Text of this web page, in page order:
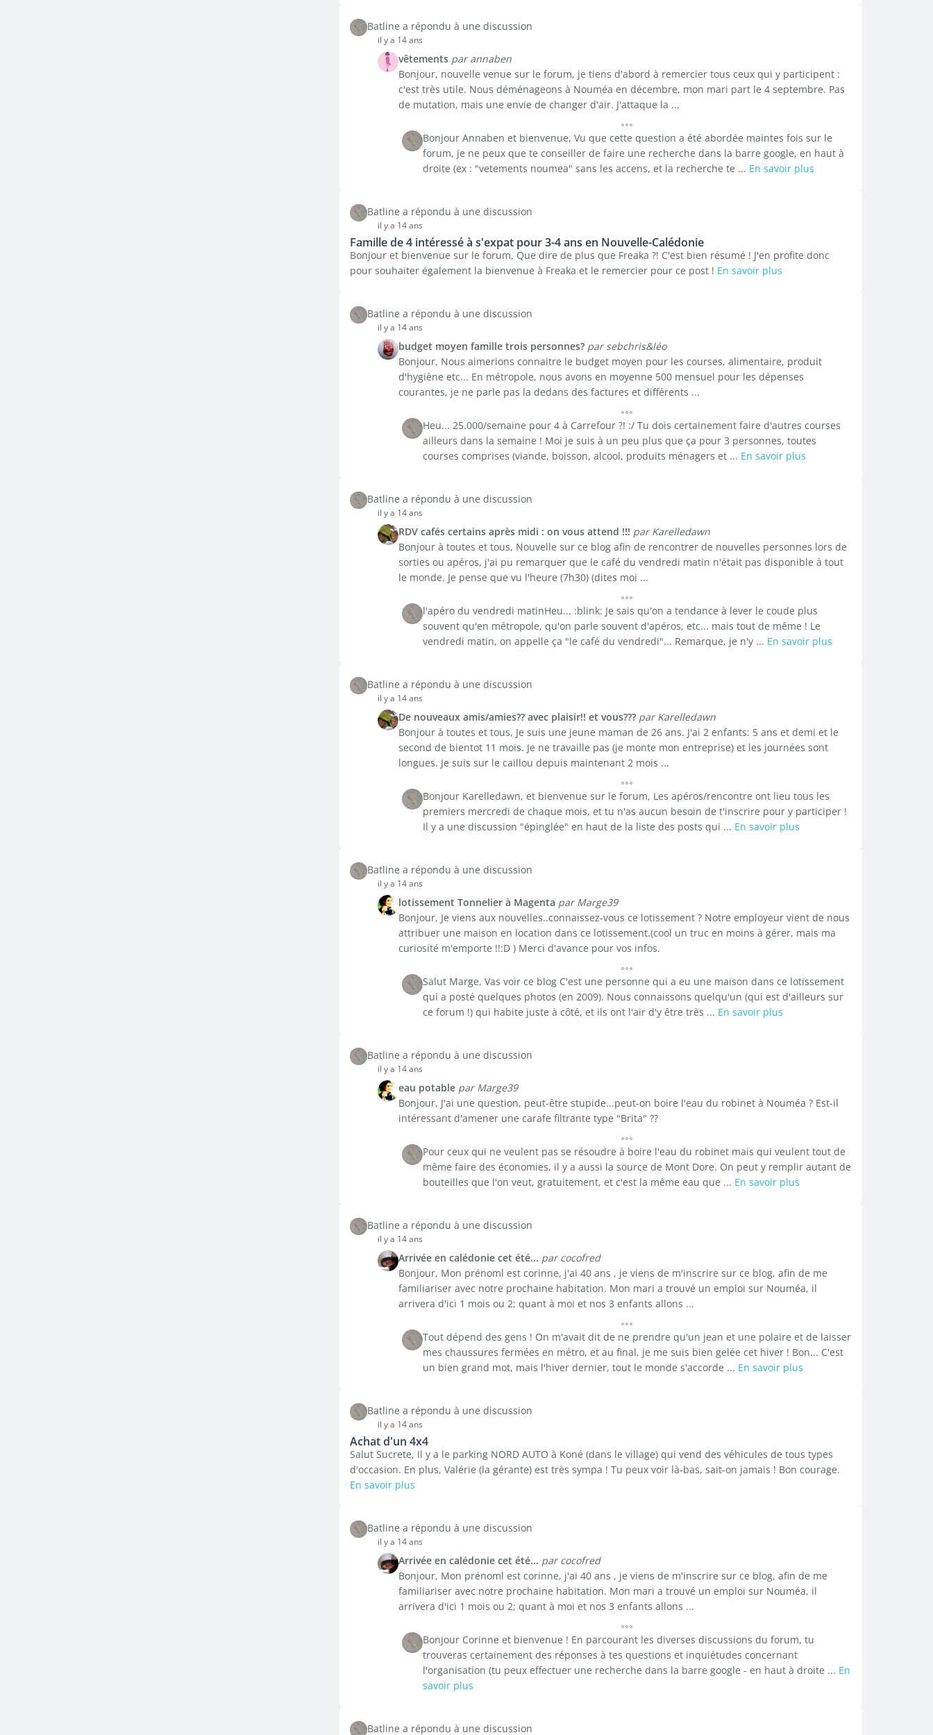
Batline a répondu à une discussion
il y a 14 ans
vêtements par annaben
Bonjour, nouvelle venue sur le forum, je tiens d'abord à remercier tous ceux qui y participent :
c'est très utile. Nous déménageons à Nouméa en décembre, mon mari part le 4 septembre. Pas
de mutation, mais une envie de changer d'air. J'attaque la ...
Bonjour Annaben et bienvenue, Vu que cette question a été abordée maintes fois sur le
forum, je ne peux que te conseiller de faire une recherche dans la barre google, en haut à
droite (ex : "vetements noumea" sans les accens, et la recherche te ... En savoir plus
Batline a répondu à une discussion
il y a 14 ans
Famille de 4 intéressé à s'expat pour 3-4 ans en Nouvelle-Calédonie
Bonjour et bienvenue sur le forum, Que dire de plus que Freaka ?! C'est bien résumé ! J'en profite donc
pour souhaiter également la bienvenue à Freaka et le remercier pour ce post ! En savoir plus
Batline a répondu à une discussion
il y a 14 ans
budget moyen famille trois personnes? par sebchris&léo
Bonjour, Nous aimerions connaitre le budget moyen pour les courses, alimentaire, produit
d'hygiène etc... En métropole, nous avons en moyenne 500 mensuel pour les dépenses
courantes, je ne parle pas la dedans des factures et différents ...
Heu... 25.000/semaine pour 4 à Carrefour ?! :/ Tu dois certainement faire d'autres courses
ailleurs dans la semaine ! Moi je suis à un peu plus que ça pour 3 personnes, toutes
courses comprises (viande, boisson, alcool, produits ménagers et ... En savoir plus
Batline a répondu à une discussion
il y a 14 ans
RDV cafés certains après midi : on vous attend !!! par Karelledawn
Bonjour à toutes et tous, Nouvelle sur ce blog afin de rencontrer de nouvelles personnes lors de
sorties ou apéros, j'ai pu remarquer que le café du vendredi matin n'était pas disponible à tout
le monde. Je pense que vu l'heure (7h30) (dites moi ...
l'apéro du vendredi matinHeu... :blink: Je sais qu'on a tendance à lever le coude plus
souvent qu'en métropole, qu'on parle souvent d'apéros, etc... mais tout de même ! Le
vendredi matin, on appelle ça "le café du vendredi"... Remarque, je n'y ... En savoir plus
Batline a répondu à une discussion
il y a 14 ans
De nouveaux amis/amies?? avec plaisir!! et vous??? par Karelledawn
Bonjour à toutes et tous, Je suis une jeune maman de 26 ans. J'ai 2 enfants: 5 ans et demi et le
second de bientot 11 mois. Je ne travaille pas (je monte mon entreprise) et les journées sont
longues. Je suis sur le caillou depuis maintenant 2 mois ...
Bonjour Karelledawn, et bienvenue sur le forum, Les apéros/rencontre ont lieu tous les
premiers mercredi de chaque mois, et tu n'as aucun besoin de t'inscrire pour y participer !
Il y a une discussion "épinglée" en haut de la liste des posts qui ... En savoir plus
Batline a répondu à une discussion
il y a 14 ans
lotissement Tonnelier à Magenta par Marge39
Bonjour, Je viens aux nouvelles..connaissez-vous ce lotissement ? Notre employeur vient de nous
attribuer une maison en location dans ce lotissement.(cool un truc en moins à gérer, mais ma
curiosité m'emporte !!:D ) Merci d'avance pour vos infos.
Salut Marge, Vas voir ce blog C'est une personne qui a eu une maison dans ce lotissement
qui a posté quelques photos (en 2009). Nous connaissons quelqu'un (qui est d'ailleurs sur
ce forum !) qui habite juste à côté, et ils ont l'air d'y être très ... En savoir plus
Batline a répondu à une discussion
il y a 14 ans
eau potable par Marge39
Bonjour, J'ai une question, peut-être stupide...peut-on boire l'eau du robinet à Nouméa ? Est-il
intéressant d'amener une carafe filtrante type "Brita" ??
Pour ceux qui ne veulent pas se résoudre à boire l'eau du robinet mais qui veulent tout de
même faire des économies, il y a aussi la source de Mont Dore. On peut y remplir autant de
bouteilles que l'on veut, gratuitement, et c'est la même eau que ... En savoir plus
Batline a répondu à une discussion
il y a 14 ans
Arrivée en calédonie cet été... par cocofred
Bonjour, Mon prénoml est corinne, j'ai 40 ans , je viens de m'inscrire sur ce blog, afin de me
familiariser avec notre prochaine habitation. Mon mari a trouvé un emploi sur Nouméa, il
arrivera d'ici 1 mois ou 2; quant à moi et nos 3 enfants allons ...
Tout dépend des gens ! On m'avait dit de ne prendre qu'un jean et une polaire et de laisser
mes chaussures fermées en métro, et au final, je me suis bien gelée cet hiver ! Bon... C'est
un bien grand mot, mais l'hiver dernier, tout le monde s'accorde ... En savoir plus
Batline a répondu à une discussion
il y a 14 ans
Achat d'un 4x4
Salut Sucrete, Il y a le parking NORD AUTO à Koné (dans le village) qui vend des véhicules de tous types
d'occasion. En plus, Valérie (la gérante) est très sympa ! Tu peux voir là-bas, sait-on jamais ! Bon courage.
En savoir plus
Batline a répondu à une discussion
il y a 14 ans
Arrivée en calédonie cet été... par cocofred
Bonjour, Mon prénoml est corinne, j'ai 40 ans , je viens de m'inscrire sur ce blog, afin de me
familiariser avec notre prochaine habitation. Mon mari a trouvé un emploi sur Nouméa, il
arrivera d'ici 1 mois ou 2; quant à moi et nos 3 enfants allons ...
Bonjour Corinne et bienvenue ! En parcourant les diverses discussions du forum, tu
trouveras certainement des réponses à tes questions et inquiétudes concernant
l'organisation (tu peux effectuer une recherche dans la barre google - en haut à droite ... En
savoir plus
Batline a répondu à une discussion